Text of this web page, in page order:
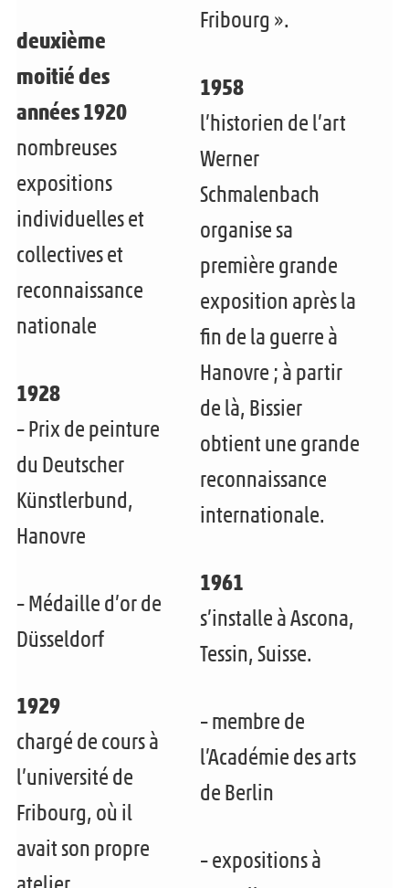
deuxième
moitié des
années 1920
nombreuses
expositions
individuelles et
collectives et
reconnaissance
nationale
1928
– Prix de peinture
du Deutscher
Künstlerbund,
Hanovre
– Médaille d’or de
Düsseldorf
1929
chargé de cours à
l’université de
Fribourg, où il
avait son propre
Fribourg ».
1958
l’historien de l’art
Werner
Schmalenbach
organise sa
première grande
exposition après la
fin de la guerre à
Hanovre ; à partir
de là, Bissier
obtient une grande
reconnaissance
internationale.
1961
s’installe à Ascona,
Tessin, Suisse.
– membre de
l’Académie des arts
de Berlin
– expositions à